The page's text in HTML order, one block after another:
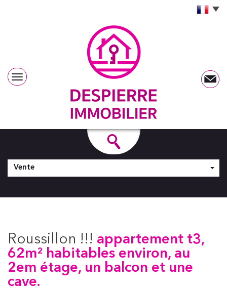
Vente
roussillon !!! appartement t3,
62m² habitables environ, au
2em étage, un balcon et une
cave.